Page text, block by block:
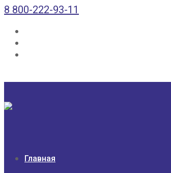
8 800-222-93-11
Главная